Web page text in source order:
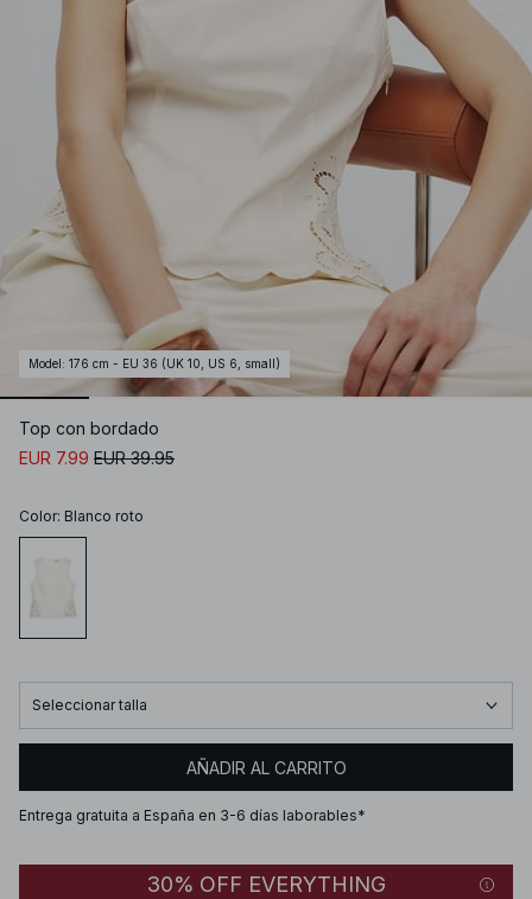
Model : 176 cm - EU 36 (UK 10, US 6, small)
Top con bordado
EUR 7.99 EUR 39.95
Color: Blanco roto
Seleccionar talla
AÑADIR AL CARRITO
Entrega gratuita a España en 3-6 días laborables*
30% OFF EVERYTHING